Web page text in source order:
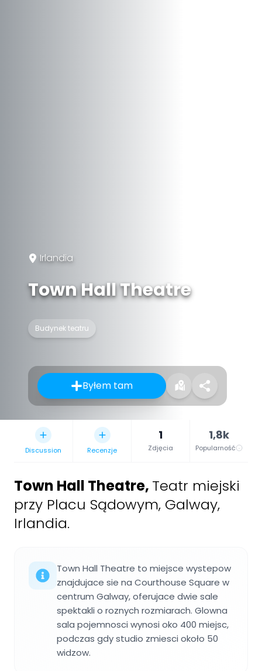
Irlandia
Town Hall Theatre
Budynek teatru
Byłem tam
Discussion Recenzje
1
Zdjęcia
1,8k
Popularność
Town Hall Theatre, Teatr miejski
przy Placu Sądowym, Galway,
Irlandia.
Town Hall Theatre to miejsce wystepow
znajdujace sie na Courthouse Square w
centrum Galway, oferujace dwie sale
spektakli o roznych rozmiarach. Glowna
sala pojemnosci wynosi oko 400 miejsc,
podczas gdy studio zmiesci około 50
widzow.